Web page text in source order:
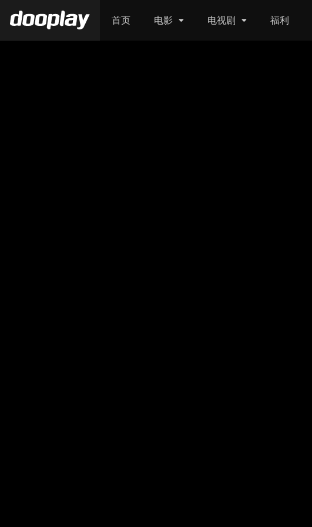
首页 电影 电视剧 福利